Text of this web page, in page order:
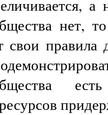
нет,
свои правила